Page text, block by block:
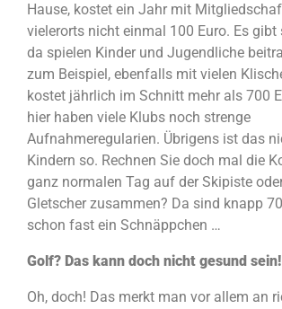
Hause, kostet ein Jahr mit
vielerorts nicht einmal 100 Euro. Es gibt
da spielen Kinder und Jugendliche
zum Beispiel, ebenfalls mit vielen
kostet jährlich im Schnitt mehr als 700
hier haben viele Klubs noch strenge
Aufnahmeregularien. Übrigens ist das
Kindern so. Rechnen Sie doch mal die
ganz normalen Tag auf der Skipiste
Gletscher zusammen? Da sind knapp
schon fast ein Schnäppchen …
Golf? Das kann doch nicht gesund sein!
Oh, doch! Das merkt man vor allem an